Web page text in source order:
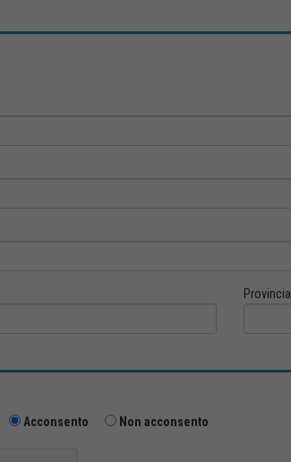
Provincia
Acconsento Non acconsento